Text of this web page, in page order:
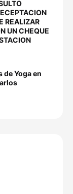
REALIZAR
UN CHEQUE
de Yoga en